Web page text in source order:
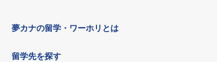
夢カナの留学・ワーホリとは
留学先を探す